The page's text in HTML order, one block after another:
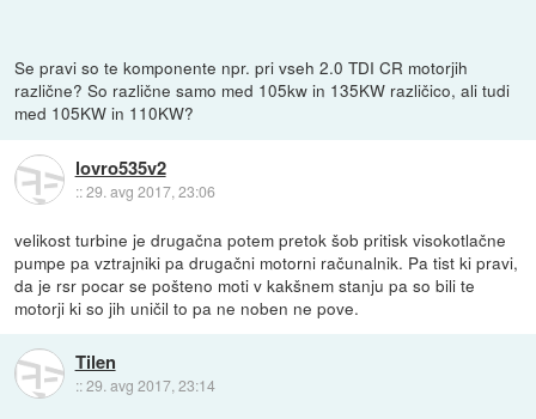
Se pravi so te komponente npr. pri vseh 2.0 TDI CR motorjih
različne? So različne samo med 105kw in 135KW različico, ali tudi
med 105KW in 110KW?
lovro535v2
::29. avg 2017, 23:06
velikost turbine je drugačna potem pretok šob pritisk visokotlačne
pumpe pa vztrajniki pa drugačni motorni računalnik. Pa tist ki pravi,
da je rsr pocar se pošteno moti v kakšnem stanju pa so bili te
motorji ki so jih uničil to pa ne noben ne pove.
Tilen
::29. avg 2017, 23:14